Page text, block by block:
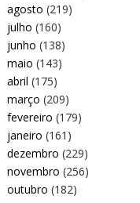
agosto (219)
julho (160)
junho (138)
maio (143)
abril (175)
março (209)
fevereiro (179)
janeiro (161)
dezembro (229)
novembro (256)
outubro (182)